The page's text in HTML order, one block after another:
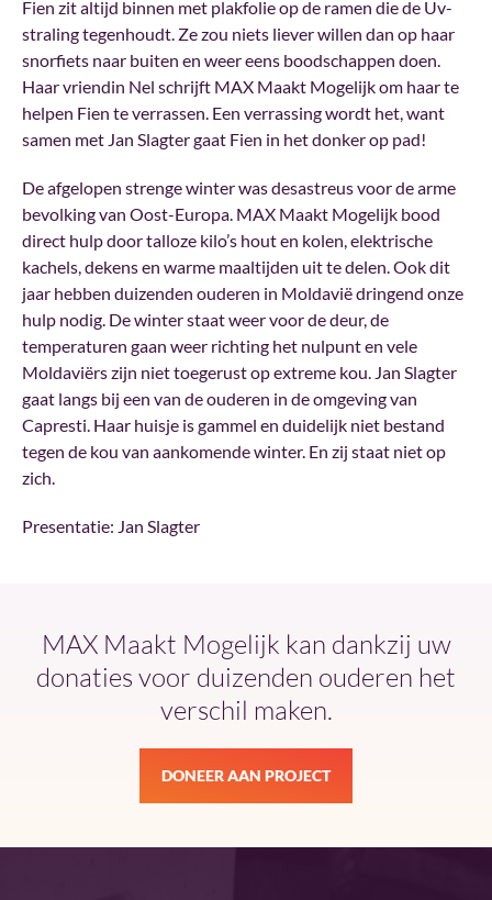
Fien zit altijd binnen met plakfolie op de ramen die de Uv-
straling tegenhoudt. Ze zou niets liever willen dan op haar
snorfiets naar buiten en weer eens boodschappen doen.
Haar vriendin Nel schrijft MAX Maakt Mogelijk om haar te
helpen Fien te verrassen. Een verrassing wordt het, want
samen met Jan Slagter gaat Fien in het donker op pad!
De afgelopen strenge winter was desastreus voor de arme
bevolking van Oost-Europa. MAX Maakt Mogelijk bood
direct hulp door talloze kilo’s hout en kolen, elektrische
kachels, dekens en warme maaltijden uit te delen. Ook dit
jaar hebben duizenden ouderen in Moldavië dringend onze
hulp nodig. De winter staat weer voor de deur, de
temperaturen gaan weer richting het nulpunt en vele
Moldaviërs zijn niet toegerust op extreme kou. Jan Slagter
gaat langs bij een van de ouderen in de omgeving van
Capresti. Haar huisje is gammel en duidelijk niet bestand
tegen de kou van aankomende winter. En zij staat niet op
zich.
Presentatie: Jan Slagter
MAX Maakt Mogelijk kan dankzij uw
donaties voor duizenden ouderen het
verschil maken.
DONEER AAN PROJECT